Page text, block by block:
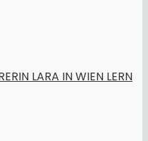
LARA IN WIEN LERN